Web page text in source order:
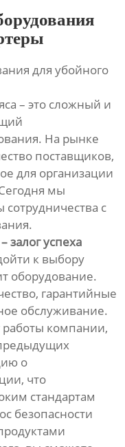
для убойного
– это сложный и
На рынке
поставщиков,
для организации
мы
с
залог успеха
к выбору
оборудование.
гарантийные
обслуживание.
компании,
о
что
стандартам
безопасности